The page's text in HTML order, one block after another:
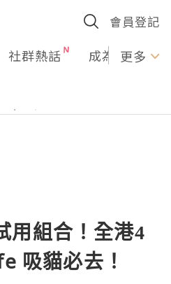
會員登記
社群熱話 成為U更多
用組合！全港4
吸貓必去！